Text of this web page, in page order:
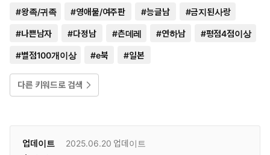
#왕족/귀족 #영애물/여주판 #능글남 #금지된사랑
#나쁜남자 #다정남 #츤데레 #연하남 #평점4점이상
#별점100개이상 #e북 #일본
다른 키워드로 검색
업데이트 2025.06.20 업데이트